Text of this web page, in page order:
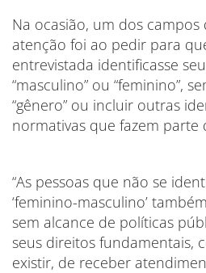
Na ocasião, um dos
atenção foi ao pedir para
entrevistada identificasse
“masculino” ou “feminino”,
“gênero” ou incluir outras
normativas que fazem parte
“As pessoas que não se
‘feminino-masculino’
sem alcance de políticas
seus direitos fundamentais,
existir, de receber